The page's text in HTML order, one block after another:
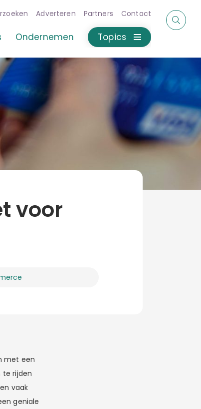
Adverteren Partners Contact
Ondernemen Topics
voor
met een
te rijden
vaak
geniale